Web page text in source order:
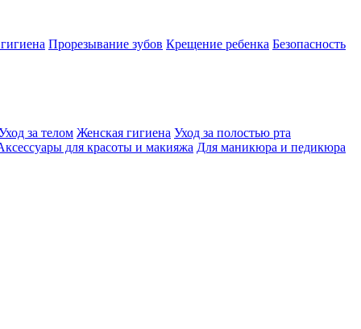
Прорезывание зубов Крещение ребенка Безопасность
за телом Женская гигиена Уход за полостью рта
для красоты и макияжа Для маникюра и педикюра